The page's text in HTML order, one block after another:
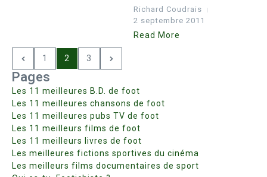
Richard Coudrais
2 septembre 2011
Read More
1 2 3
Pages
Les 11 meilleures B.D. de foot
Les 11 meilleures chansons de foot
Les 11 meilleures pubs TV de foot
Les 11 meilleurs films de foot
Les 11 meilleurs livres de foot
Les meilleures fictions sportives du cinéma
Les meilleurs films documentaires de sport